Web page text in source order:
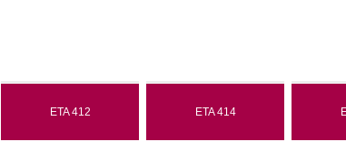
ETA 412 ETA 414